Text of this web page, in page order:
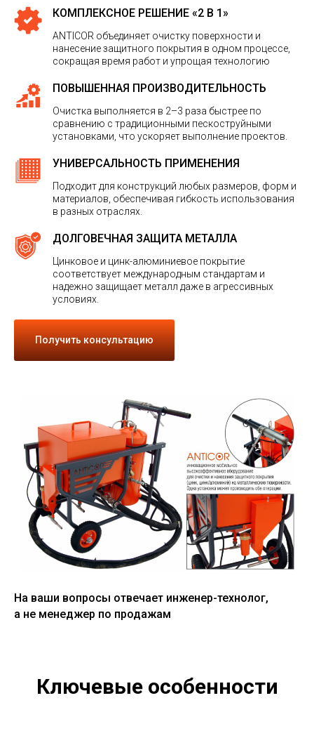
КОМПЛЕКСНОЕ РЕШЕНИЕ «2 В 1»
ANTICOR объединяет очистку поверхности и
нанесение защитного покрытия в одном процессе,
сокращая время работ и упрощая технологию
ПОВЫШЕННАЯ ПРОИЗВОДИТЕЛЬНОСТЬ
Очистка выполняется в 2–3 раза быстрее по
сравнению с традиционными пескоструйными
установками, что ускоряет выполнение проектов.
УНИВЕРСАЛЬНОСТЬ ПРИМЕНЕНИЯ
Подходит для конструкций любых размеров, форм и
материалов, обеспечивая гибкость использования
в разных отраслях.
ДОЛГОВЕЧНАЯ ЗАЩИТА МЕТАЛЛА
Цинковое и цинк-алюминиевое покрытие
соответствует международным стандартам и
надежно защищает металл даже в агрессивных
условиях.
Получить консультацию
На ваши вопросы отвечает инженер-технолог,
а не менеджер по продажам
Ключевые особенности